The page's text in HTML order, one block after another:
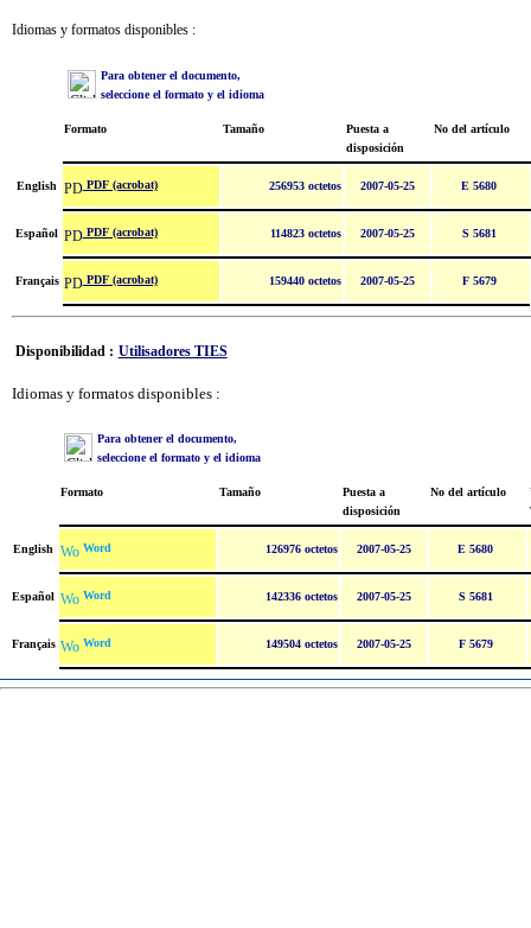
Idiomas y formatos disponibles :
Para obtener el documento,
seleccione el formato y el idioma
Formato Tamaño
Puesta a
disposición
No del artículo
English PDF (acrobat) 256953 octetos 2007-05-25 E 5680
Español PDF (acrobat) 114823 octetos 2007-05-25 S 5681
Français PDF (acrobat) 159440 octetos 2007-05-25 F 5679
Disponibilidad : Utilisadores TIES
Idiomas y formatos disponibles :
Para obtener el documento,
seleccione el formato y el idioma
Formato Tamaño
Puesta a
disposición
No del artículo
English Word 126976 octetos 2007-05-25 E 5680
Español Word 142336 octetos 2007-05-25 S 5681
Français Word 149504 octetos 2007-05-25 F 5679